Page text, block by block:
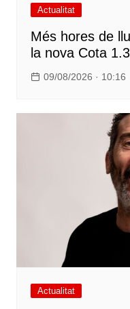
Actualitat
Més hores de
la nova Cota
09/08/2026 · 10:16
Actualitat